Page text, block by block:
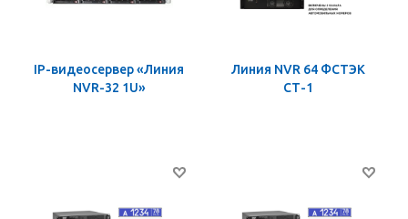
IP-видеосервер «Линия
NVR-32 1U»
Линия NVR 64 ФСТЭК
СТ-1